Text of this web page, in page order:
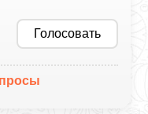
Голосовать